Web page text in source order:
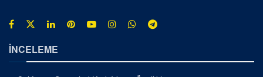
İNCELEME